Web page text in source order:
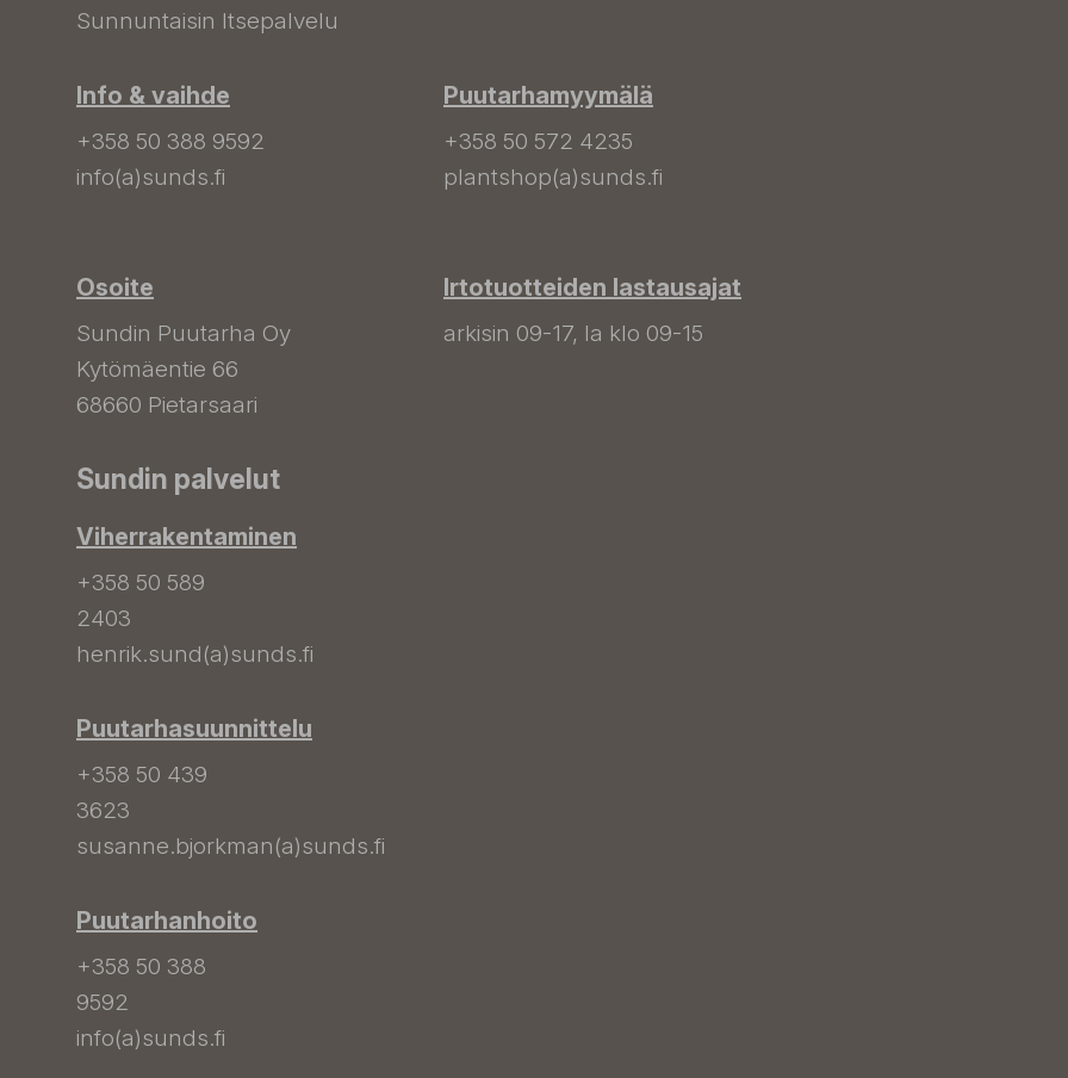
Sunnuntaisin Itsepalvelu
Info & vaihde
+358 50 388 9592
info(a)sunds.fi
Osoite
Sundin Puutarha Oy
Kytömäentie 66
68660 Pietarsaari
Puutarhamyymälä
+358 50 572 4235
plantshop(a)sunds.fi
Irtotuotteiden lastausajat
arkisin 09-17, la klo 09-15
Sundin palvelut
Viherrakentaminen
+358 50 589
2403
henrik.sund(a)sunds.fi
Puutarhasuunnittelu
+358 50 439
3623
susanne.bjorkman(a)sunds.fi
Puutarhanhoito
+358 50 388
9592
info(a)sunds.fi